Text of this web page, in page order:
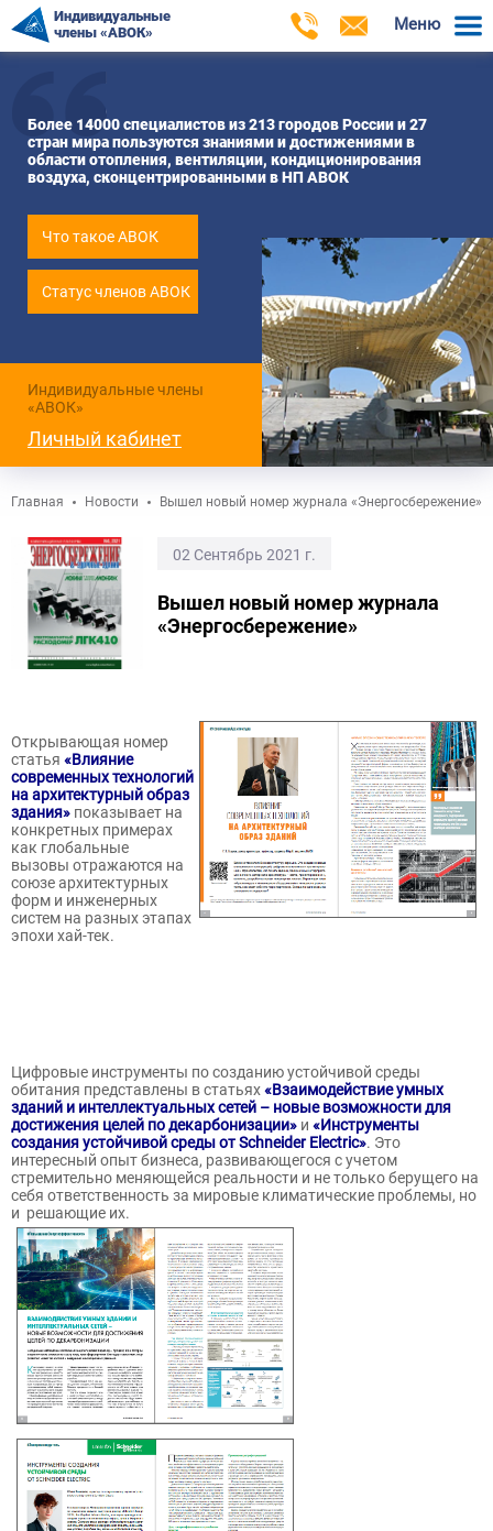
Индивидуальные
члены «АВОК»
Меню
Более 14000 специалистов из 213 городов России и 27
стран мира пользуются знаниями и достижениями в
области отопления, вентиляции, кондиционирования
воздуха, сконцентрированными в НП АВОК
Что такое АВОК
Статус членов АВОК
Индивидуальные члены
«АВОК»
Личный кабинет
Главная Новости Вышел новый номер журнала «Энергосбережение»
02 Сентябрь 2021 г.
Вышел новый номер журнала
«Энергосбережение»
Открывающая номер
статья «Влияние
современных технологий
на архитектурный образ
здания» показывает на
конкретных примерах
как глобальные
вызовы отражаются на
союзе архитектурных
форм и инженерных
систем на разных этапах
эпохи хай-тек.
Цифровые инструменты по созданию устойчивой среды
обитания представлены в статьях«Взаимодействие умных
зданий и интеллектуальных сетей – новые возможности для
достижения целей по декарбонизации» и «Инструменты
создания устойчивой среды от Schneider Electric». Это
интересный опыт бизнеса, развивающегося с учетом
стремительно меняющейся реальности и не только берущего на
себя ответственность за мировые климатические проблемы, но
и решающие их.